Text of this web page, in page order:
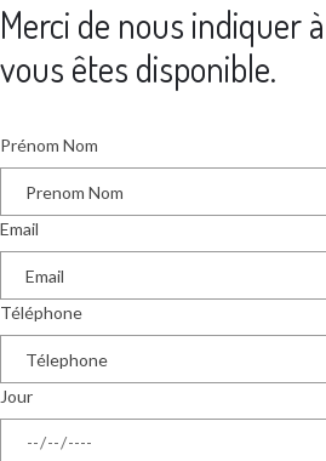
Merci de nous indiquer
vous êtes disponible.
Prénom Nom
Email
Téléphone
Jour